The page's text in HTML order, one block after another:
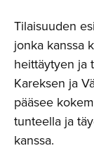
Tilaisuuden
jonka kanssa
heittäytyen ja
Kareksen ja
pääsee
tunteella ja
kanssa.